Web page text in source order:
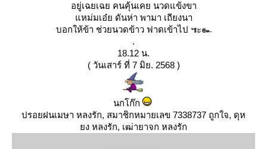
อยู่เฉยเฉย คนคุ้นเคย นวดแข้งขา
หม่มเอ๋ย ดันห่า พามา เถียงนา
บอกให้ข้า ช่วยนวดข้าว ฟาดเข้าไป ๚ะ๛
.
18.12 น.
( วันเสาร์ ที่ 7 มิย. 2568 )
นกโก๊ก
ปรอยฝนเมษา หลงรัก, สมาชิกหมายเลข 7338737 ถูกใจ, ดุห
ง หลงรัก, เฒ่ายาจก หลงรัก